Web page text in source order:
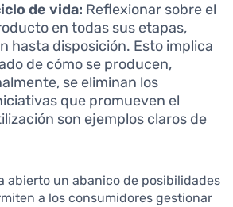
de vida: Reflexionar sobre el
en todas sus etapas,
hasta disposición. Esto implica
de cómo se producen,
se eliminan los
que promueven el
son ejemplos claros de
abierto un abanico de posibilidades
a los consumidores gestionar